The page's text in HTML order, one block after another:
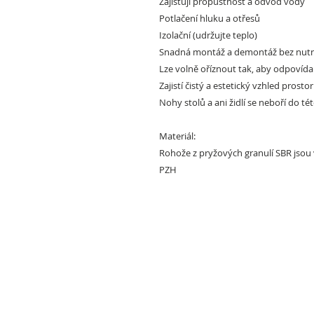
Potlačení hluku a otřesů
Izolační (udržujte teplo)
Snadná montáž a demontáž bez
Lze volně oříznout tak, aby
Zajistí čistý a estetický vzhled
Nohy stolů a ani židlí se neboří do
Materiál:
Rohože z pryžových granulí SBR
PZH